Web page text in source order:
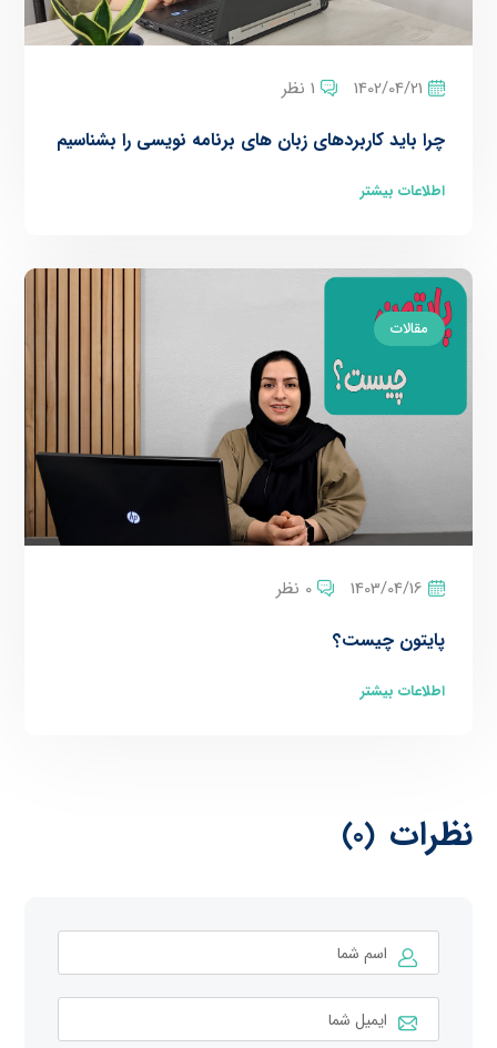
1402/04/21 1 نظر
چرا باید کاربردهای زبان های برنامه نویسی را بشناسیم
اطلاعات بیشتر
مقالات
1403/04/16 0 نظر
پایتون چیست؟
اطلاعات بیشتر
نظرات (0)